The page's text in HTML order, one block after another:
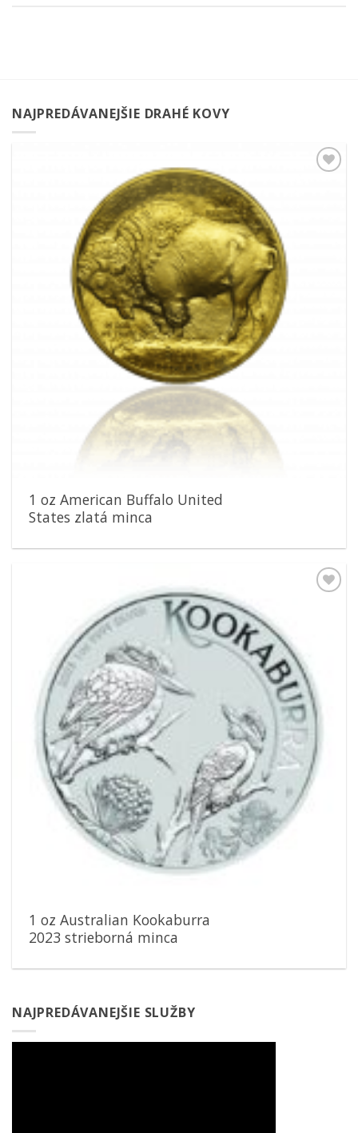
NAJPREDÁVANEJŠIE DRAHÉ KOVY
1 oz American Buffalo United
States zlatá minca
1 oz Australian Kookaburra
2023 strieborná minca
NAJPREDÁVANEJŠIE SLUŽBY